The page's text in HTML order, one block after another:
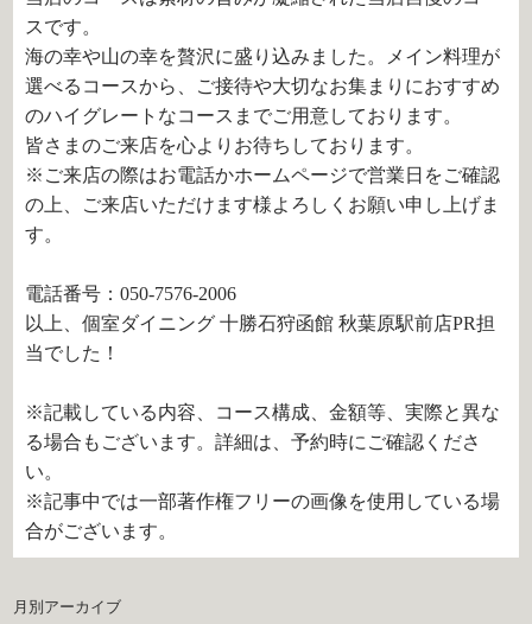
スです。
海の幸や山の幸を贅沢に盛り込みました。メイン料理が
選べるコースから、ご接待や大切なお集まりにおすすめ
のハイグレートなコースまでご用意しております。
皆さまのご来店を心よりお待ちしております。
※ご来店の際はお電話かホームページで営業日をご確認
の上、ご来店いただけます様よろしくお願い申し上げま
す。
電話番号：050-7576-2006
以上、個室ダイニング 十勝石狩函館 秋葉原駅前店PR担
当でした！
※記載している内容、コース構成、金額等、実際と異な
る場合もございます。詳細は、予約時にご確認くださ
い。
※記事中では一部著作権フリーの画像を使用している場
合がございます。
月別アーカイブ